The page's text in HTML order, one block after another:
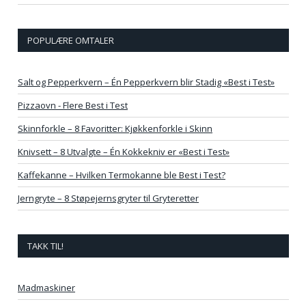
POPULÆRE OMTALER
Salt og Pepperkvern – Én Pepperkvern blir Stadig «Best i Test»
Pizzaovn - Flere Best i Test
Skinnforkle – 8 Favoritter: Kjøkkenforkle i Skinn
Knivsett – 8 Utvalgte – Én Kokkekniv er «Best i Test»
Kaffekanne – Hvilken Termokanne ble Best i Test?
Jerngryte – 8 Støpejernsgryter til Gryteretter
TAKK TIL!
Madmaskiner